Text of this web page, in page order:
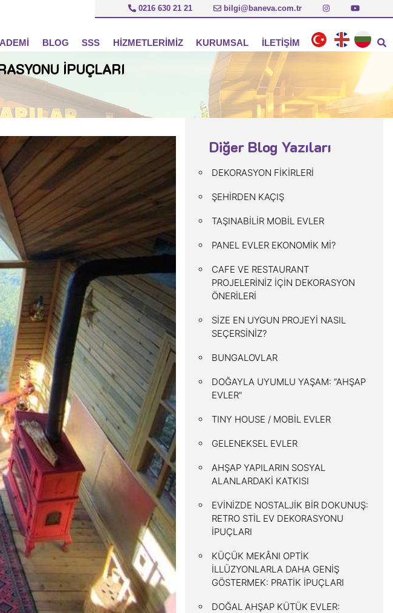
0216 630 21 21 bilgi@baneva.com.tr
BLOG SSS HİZMETLERİMİZ KURUMSAL
BANEVA
AYRICALIKLARIMIZ
ÇALIŞMA ŞEKLİMİZ
REFERANSLAR
SERTİFİKALAR
İLETİŞİM
İPUÇLARI
Diğer Blog Yazıları
DEKORASYON FİKİRLERİ
ŞEHİRDEN KAÇIŞ
TAŞINABİLİR MOBİL EVLER
PANEL EVLER EKONOMİK Mİ?
CAFE VE RESTAURANT
PROJELERİNİZ İÇİN DEKORASYON
ÖNERİLERİ
SİZE EN UYGUN PROJEYİ NASIL
SEÇERSİNİZ?
BUNGALOVLAR
DOĞAYLA UYUMLU YAŞAM: “AHŞAP
EVLER”
TINY HOUSE / MOBİL EVLER
GELENEKSEL EVLER
AHŞAP YAPILARIN SOSYAL
ALANLARDAKİ KATKISI
EVİNİZDE NOSTALJİK BİR DOKUNUŞ:
RETRO STİL EV DEKORASYONU
İPUÇLARI
KÜÇÜK MEKÂNI OPTİK
İLLÜZYONLARLA DAHA GENİŞ
GÖSTERMEK: PRATİK İPUÇLARI
DOĞAL AHŞAP KÜTÜK EVLER: